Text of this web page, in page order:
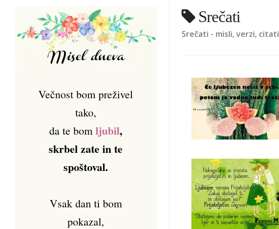
Srečati
Srečati - misli, verzi, citati
Večnost bom preživel
tako,
da te bom ljubil,
skrbel zate in te
spoštoval.
Vsak dan ti bom
pokazal,